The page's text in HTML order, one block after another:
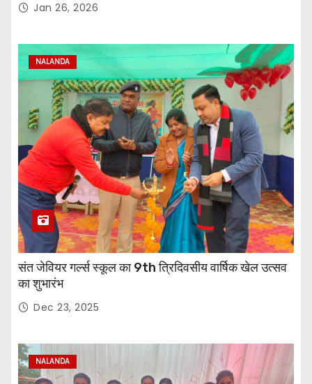
Jan 26, 2026
NALANDA
संत जेवियर गर्ल्स स्कूल का 9th त्रिदिवसीय वार्षिक खेल उत्सव
का शुभारंभ
Dec 23, 2025
NALANDA